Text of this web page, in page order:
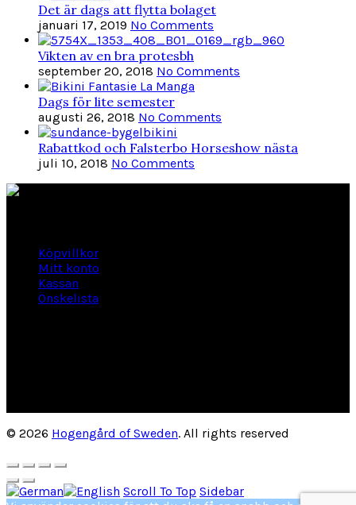
Det är dags att flytta bolaget
januari 17, 2019 No Comments
Vikten av en bra protesbh
september 20, 2018 No Comments
Dags för lite semester
augusti 26, 2018 No Comments
Rabattkod och Falsterbo Horseshow nästa
juli 10, 2018 No Comments
Köpvillkor
Mitt konto
Kassan
Önskelista
© 2026 Hogengård of Sweden. All rights reserved
Scroll To Top Sidebar